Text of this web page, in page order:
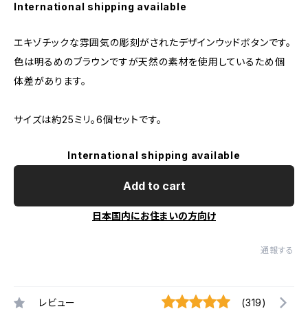
International shipping available
エキゾチックな雰囲気の彫刻がされたデザインウッドボタンです。
色は明るめのブラウンですが天然の素材を使用しているため個
体差があります。
サイズは約25ミリ。6個セットです。
International shipping available
Add to cart
日本国内にお住まいの方向け
通報する
レビュー (319)